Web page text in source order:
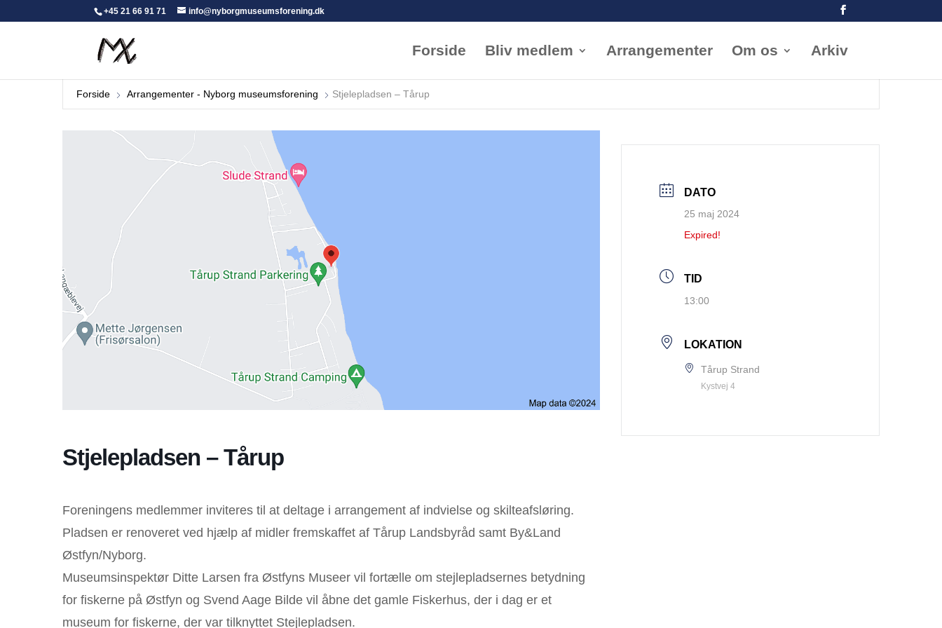
+45 21 66 91 71 info@nyborgmuseumsforening.dk
Forside Bliv medlem Arrangementer Om os Arkiv
Forside Arrangementer - Nyborg museumsforening Stjelepladsen – Tårup
Stjelepladsen – Tårup
Foreningens medlemmer inviteres til at deltage i arrangement af indvielse og skilteafsløring.
Pladsen er renoveret ved hjælp af midler fremskaffet af Tårup Landsbyråd samt By&Land
Østfyn/Nyborg.
Museumsinspektør Ditte Larsen fra Østfyns Museer vil fortælle om stejlepladsernes betydning
for fiskerne på Østfyn og Svend Aage Bilde vil åbne det gamle Fiskerhus, der i dag er et
museum for fiskerne, der var tilknyttet Stejlepladsen.
DATO
25 maj 2024
Expired!
TID
13:00
LOKATION
Tårup Strand
Kystvej 4